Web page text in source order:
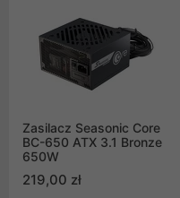
Zasilacz Seasonic Core
BC-650 ATX 3.1 Bronze
650W
219,00 zł